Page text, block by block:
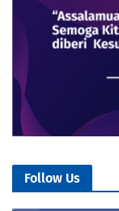
Follow Us